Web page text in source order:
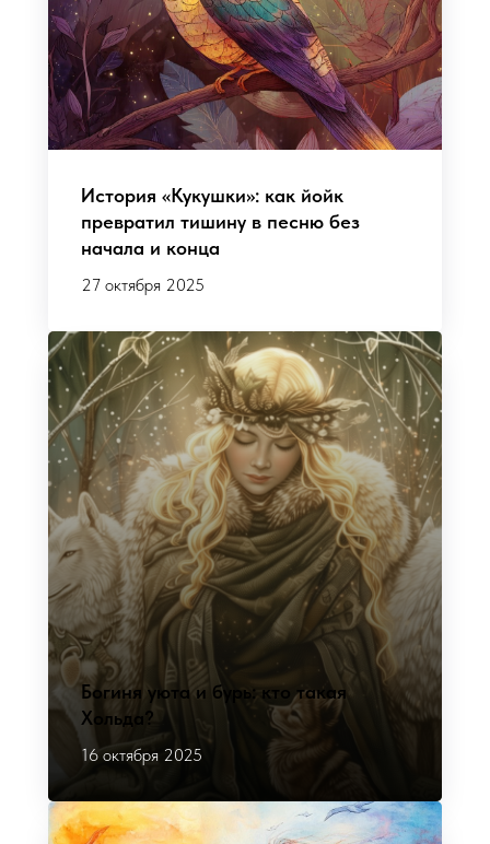
История «Кукушки»: как йойк
превратил тишину в песню без
начала и конца
27 октября 2025
Богиня уюта и бурь: кто такая
Хольда?
16 октября 2025